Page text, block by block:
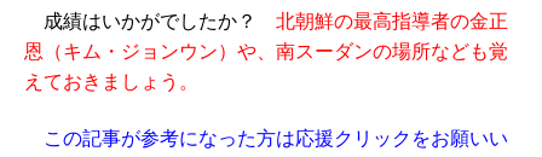
成績はいかがでしたか？
北朝鮮の最高指導者の金正
恩（キム・ジョンウン）や、南スーダンの場所なども覚
えておきましょう。
この記事が参考になった方は応援クリックをお願いい